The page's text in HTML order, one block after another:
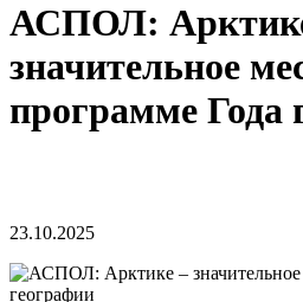
АСПОЛ:
значительное
программе Года
23.10.2025